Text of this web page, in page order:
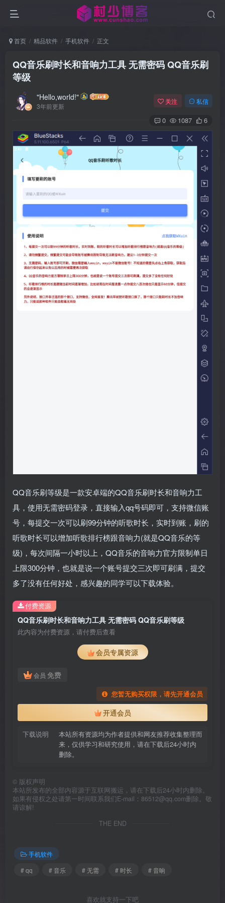
首页 精品软件 手机软件 正文
QQ音乐刷时长和音响力工具 无需密码 QQ音乐刷
等级
"Hello,world!"
3年前更新
关注 私信
0 1087 6
QQ音乐刷等级是一款安卓端的QQ音乐刷时长和音响力工
具，使用无需密码登录，直接输入qq号码即可，支持微信账
号，每提交一次可以刷99分钟的听歌时长，实时到账，刷的
听歌时长可以增加听歌排行榜跟音响力(就是QQ音乐的等
级)，每次间隔一小时以上，QQ音乐的音响力官方限制单日
上限300分钟，也就是说一个账号提交三次即可刷满，提交
多了没有任何好处，感兴趣的同学可以下载体验。
QQ音乐刷时长和音响力工具 无需密码 QQ音乐刷等级
此内容为付费资源，请付费后查看
会员专属资源
会员 免费
您暂无购买权限，请先开通会员
开通会员
下载说明
本站所有资源均为作者提供和网友推荐收集整理而
来，仅供学习和研究使用，请在下载后24小时内
删除。
付费资源
© 版权声明
本站所发布的全部内容源于互联网搬运，请在下载后24小时内删除。
如果有侵权之处请第一时间联系我们E-mail：86512@qq.com删除。敬
请谅解!
THE END
手机软件
# qq
# 音乐 # 无需 # 时长 # 音响
喜欢就支持一下吧